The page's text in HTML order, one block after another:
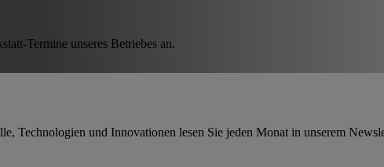
Termine unseres Betriebes an.
Technologien und Innovationen lesen Sie jeden Monat in unserem